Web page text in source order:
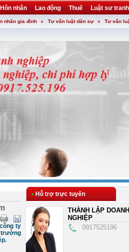
Hôn nhân Lao động Thuế Luật sư
nhân gia đình Tư vấn luật dân sự Tư vấn
ty
trường
• Hỗ trợ trực tuyến
THÀNH LẬP DOANH
NGHIỆP
0917525196